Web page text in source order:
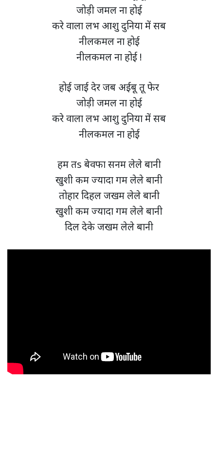
जोड़ी जमल ना होई
करे वाला लभ आशु दुनिया में सब
नीलकमल ना होई
नीलकमल ना होई !
होई जाई देर जब अईबू तू फेर
जोड़ी जमल ना होई
करे वाला लभ आशु दुनिया में सब
नीलकमल ना होई
हम तs बेवफा सनम लेले बानी
खुशी कम ज्यादा गम लेले बानी
तोहार दिहल जखम लेले बानी
खुशी कम ज्यादा गम लेले बानी
दिल देके जखम लेले बानी